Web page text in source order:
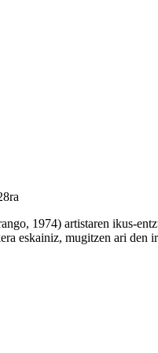
1974) artistaren ikus-
eskainiz, mugitzen ari den